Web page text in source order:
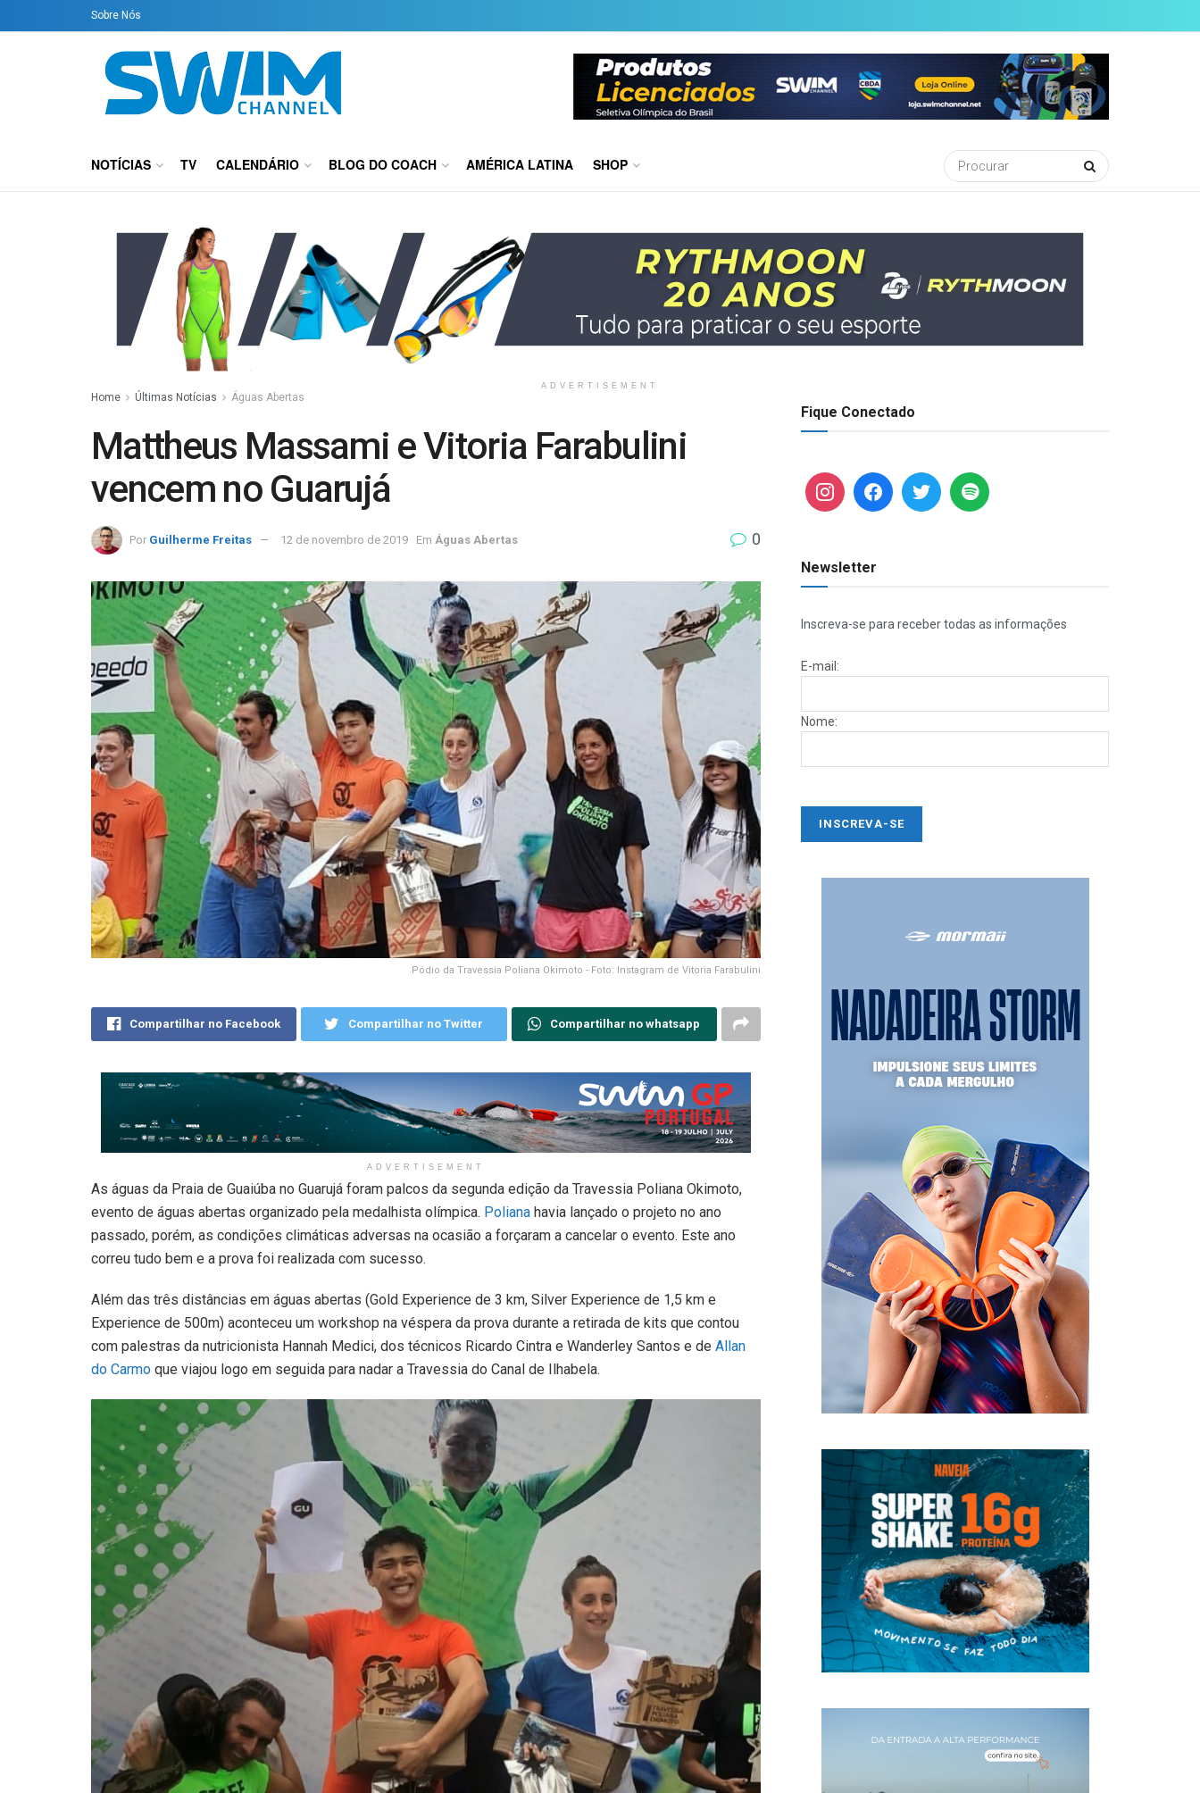
Sobre Nós
NOTÍCIAS TV CALENDÁRIO BLOG DO COACH AMÉRICA LATINA SHOP
ADVERTISEMENT
Home Últimas Notícias Águas Abertas
Mattheus Massami e Vitoria Farabulini
vencem no Guarujá
Por Guilherme Freitas 12 de novembro de 2019 Em Águas Abertas 0
Pódio da Travessia Poliana Okimoto - Foto: Instagram de Vitoria Farabulini
Compartilhar no Facebook Compartilhar no Twitter Compartilhar no whatsapp
ADVERTISEMENT
As águas da Praia de Guaiúba no Guarujá foram palcos da segunda edição da Travessia Poliana Okimoto,
evento de águas abertas organizado pela medalhista olímpica. Poliana havia lançado o projeto no ano
passado, porém, as condições climáticas adversas na ocasião a forçaram a cancelar o evento. Este ano
correu tudo bem e a prova foi realizada com sucesso.
Além das três distâncias em águas abertas (Gold Experience de 3 km, Silver Experience de 1,5 km e
Experience de 500m) aconteceu um workshop na véspera da prova durante a retirada de kits que contou
com palestras da nutricionista Hannah Medici, dos técnicos Ricardo Cintra e Wanderley Santos e de Allan
do Carmo que viajou logo em seguida para nadar a Travessia do Canal de Ilhabela.
Fique Conectado
Newsletter
Inscreva-se para receber todas as informações
E-mail:
Nome: